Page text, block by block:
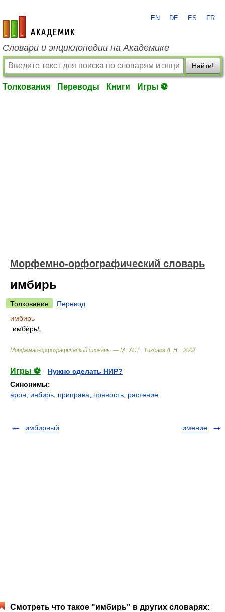
academic.ru
EN DE ES FR
Словари и энциклопедии на Академике
Найти!
Толкования Переводы Книги Игры ⚽
Морфемно-орфографический словарь
имбирь
Толкование
Перевод
имбирь
имби́рь/.
Морфемно-орфографический словарь. — М.: АСТ. Тихонов А. Н. 2002
Игры ⚽
Нужно сделать НИР?
Синонимы:
арон
инбирь приправа пряность растение
имбирный имение
Смотреть что такое "имбирь" в других словарях: